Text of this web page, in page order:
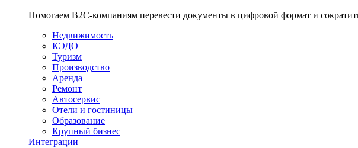
Помогаем B2C-компаниям перевести документы в цифровой формат и
Недвижимость
КЭДО
Туризм
Производство
Аренда
Ремонт
Автосервис
Отели и гостиницы
Образование
Крупный бизнес
Интеграции